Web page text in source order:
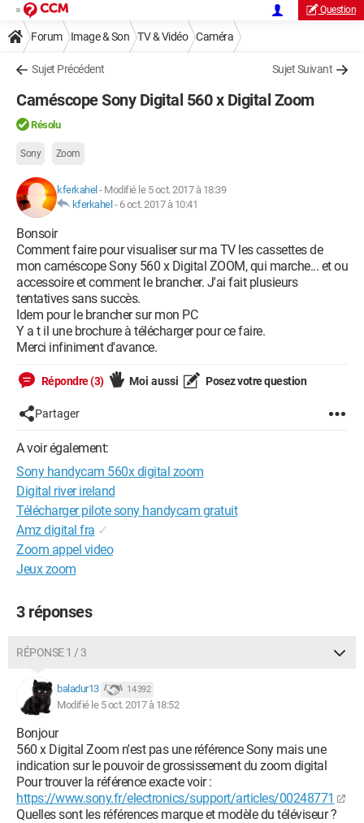
Question
Forum Image & Son TV & Vidéo Caméra
Sujet Précédent Sujet Suivant
Caméscope Sony Digital 560 x Digital Zoom
Résolu
Sony Zoom
kferkahel - Modifié le 5 oct. 2017 à 18:39
kferkahel - 6 oct. 2017 à 10:41
Bonsoir
Comment faire pour visualiser sur ma TV les cassettes de
mon caméscope Sony 560 x Digital ZOOM, qui marche... et ou
accessoire et comment le brancher. J'ai fait plusieurs
tentatives sans succès.
Idem pour le brancher sur mon PC
Y a t il une brochure à télécharger pour ce faire.
Merci infiniment d'avance.
Répondre (3) Moi aussi Posez votre question
Partager
A voir également:
Sony handycam 560x digital zoom
Digital river ireland
Télécharger pilote sony handycam gratuit
Amz digital fra ✓
Zoom appel video
Jeux zoom
3 réponses
RÉPONSE 1 / 3
baladur13 14 392
Modifié le 5 oct. 2017 à 18:52
Bonjour
560 x Digital Zoom n'est pas une référence Sony mais une
indication sur le pouvoir de grossissement du zoom digital
Pour trouver la référence exacte voir :
https://www.sony.fr/electronics/support/articles/00248771
Quelles sont les références marque et modèle du téléviseur ?